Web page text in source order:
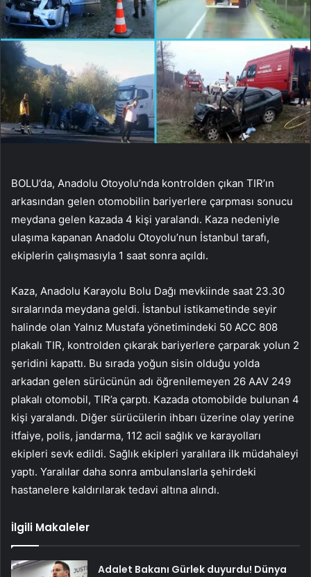
BOLU’da, Anadolu Otoyolu’nda kontrolden çıkan TIR’ın
arkasından gelen otomobilin bariyerlere çarpması sonucu
meydana gelen kazada 4 kişi yaralandı. Kaza nedeniyle
ulaşıma kapanan Anadolu Otoyolu’nun İstanbul tarafı,
ekiplerin çalışmasıyla 1 saat sonra açıldı.
Kaza, Anadolu Karayolu Bolu Dağı mevkiinde saat 23.30
sıralarında meydana geldi. İstanbul istikametinde seyir
halinde olan Yalnız Mustafa yönetimindeki 50 ACC 808
plakalı TIR, kontrolden çıkarak bariyerlere çarparak yolun 2
şeridini kapattı. Bu sırada yoğun sisin olduğu yolda
arkadan gelen sürücünün adı öğrenilemeyen 26 AAV 249
plakalı otomobil, TIR’a çarptı. Kazada otomobilde bulunan 4
kişi yaralandı. Diğer sürücülerin ihbarı üzerine olay yerine
itfaiye, polis, jandarma, 112 acil sağlık ve karayolları
ekipleri sevk edildi. Sağlık ekipleri yaralılara ilk müdahaleyi
yaptı. Yaralılar daha sonra ambulanslarla şehirdeki
hastanelere kaldırılarak tedavi altına alındı.
İlgili Makaleler
Adalet Bakanı Gürlek duyurdu! Dünya